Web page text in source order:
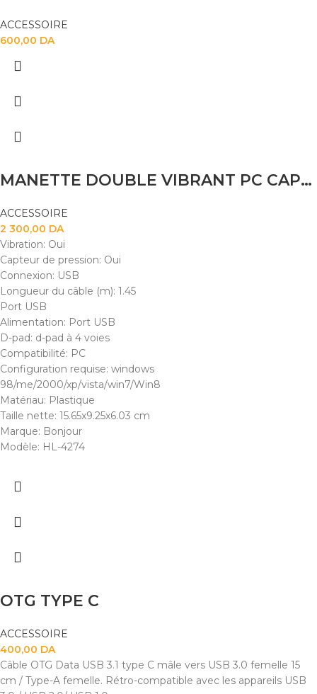
ACCESSOIRE
600,00 DA
MANETTE DOUBLE VIBRANT PC CAPSYS GS 509
ACCESSOIRE
2 300,00 DA
Vibration: Oui
Capteur de pression: Oui
Connexion: USB
Longueur du câble (m): 1.45
Port USB
Alimentation: Port USB
D-pad: d-pad à 4 voies
Compatibilité: PC
Configuration requise: windows
98/me/2000/xp/vista/win7/Win8
Matériau: Plastique
Taille nette: 15.65x9.25x6.03 cm
Marque: Bonjour
Modèle: HL-4274
OTG TYPE C
ACCESSOIRE
400,00 DA
Câble OTG Data USB 3.1 type C mâle vers USB 3.0 femelle 15
cm / Type-A femelle. Rétro-compatible avec les appareils USB